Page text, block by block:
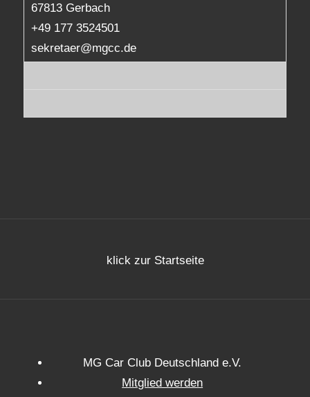
67813 Gerbach
+49 177 3524501
sekretaer@mgcc.de
klick zur Startseite
MG Car Club Deutschland e.V.
Mitglied werden